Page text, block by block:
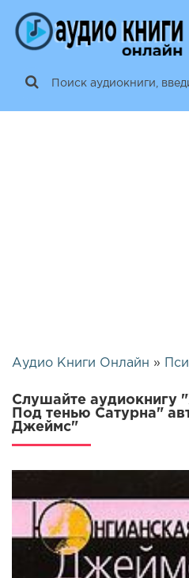
Аудио Книги Онлайн »
Слушайте аудиокнигу
Под тенью Сатурна"
Джеймс"